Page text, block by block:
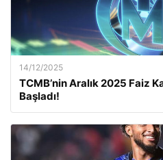
14/12/2025
TCMB’nin Aralık 2025 Faiz
Başladı!